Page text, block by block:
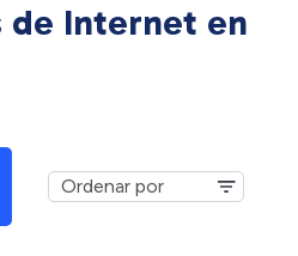
de Internet en